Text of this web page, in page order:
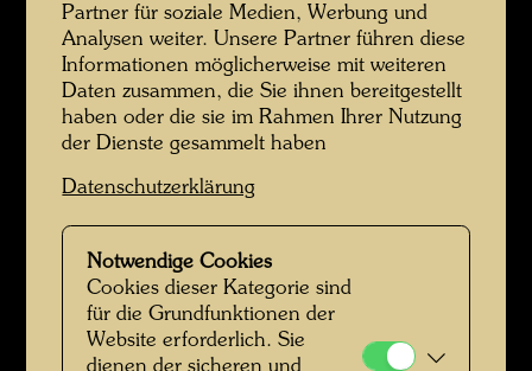
Hundertwasser
Hundertwasser mit Drucken seiner Werke
Partner für soziale Medien, Werbung und
Analysen weiter. Unsere Partner führen diese
Informationen möglicherweise mit weiteren
Daten zusammen, die Sie ihnen bereitgestellt
haben oder die sie im Rahmen Ihrer Nutzung
der Dienste gesammelt haben
Datenschutzerklärung
Notwendige Cookies
Cookies dieser Kategorie sind
für die Grundfunktionen der
Website erforderlich. Sie